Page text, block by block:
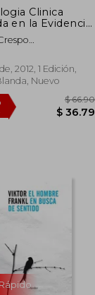
Clinica
en la Evidencia
Psychology
on the Evidence
Encinas
2012, 1 Edición,
Nuevo